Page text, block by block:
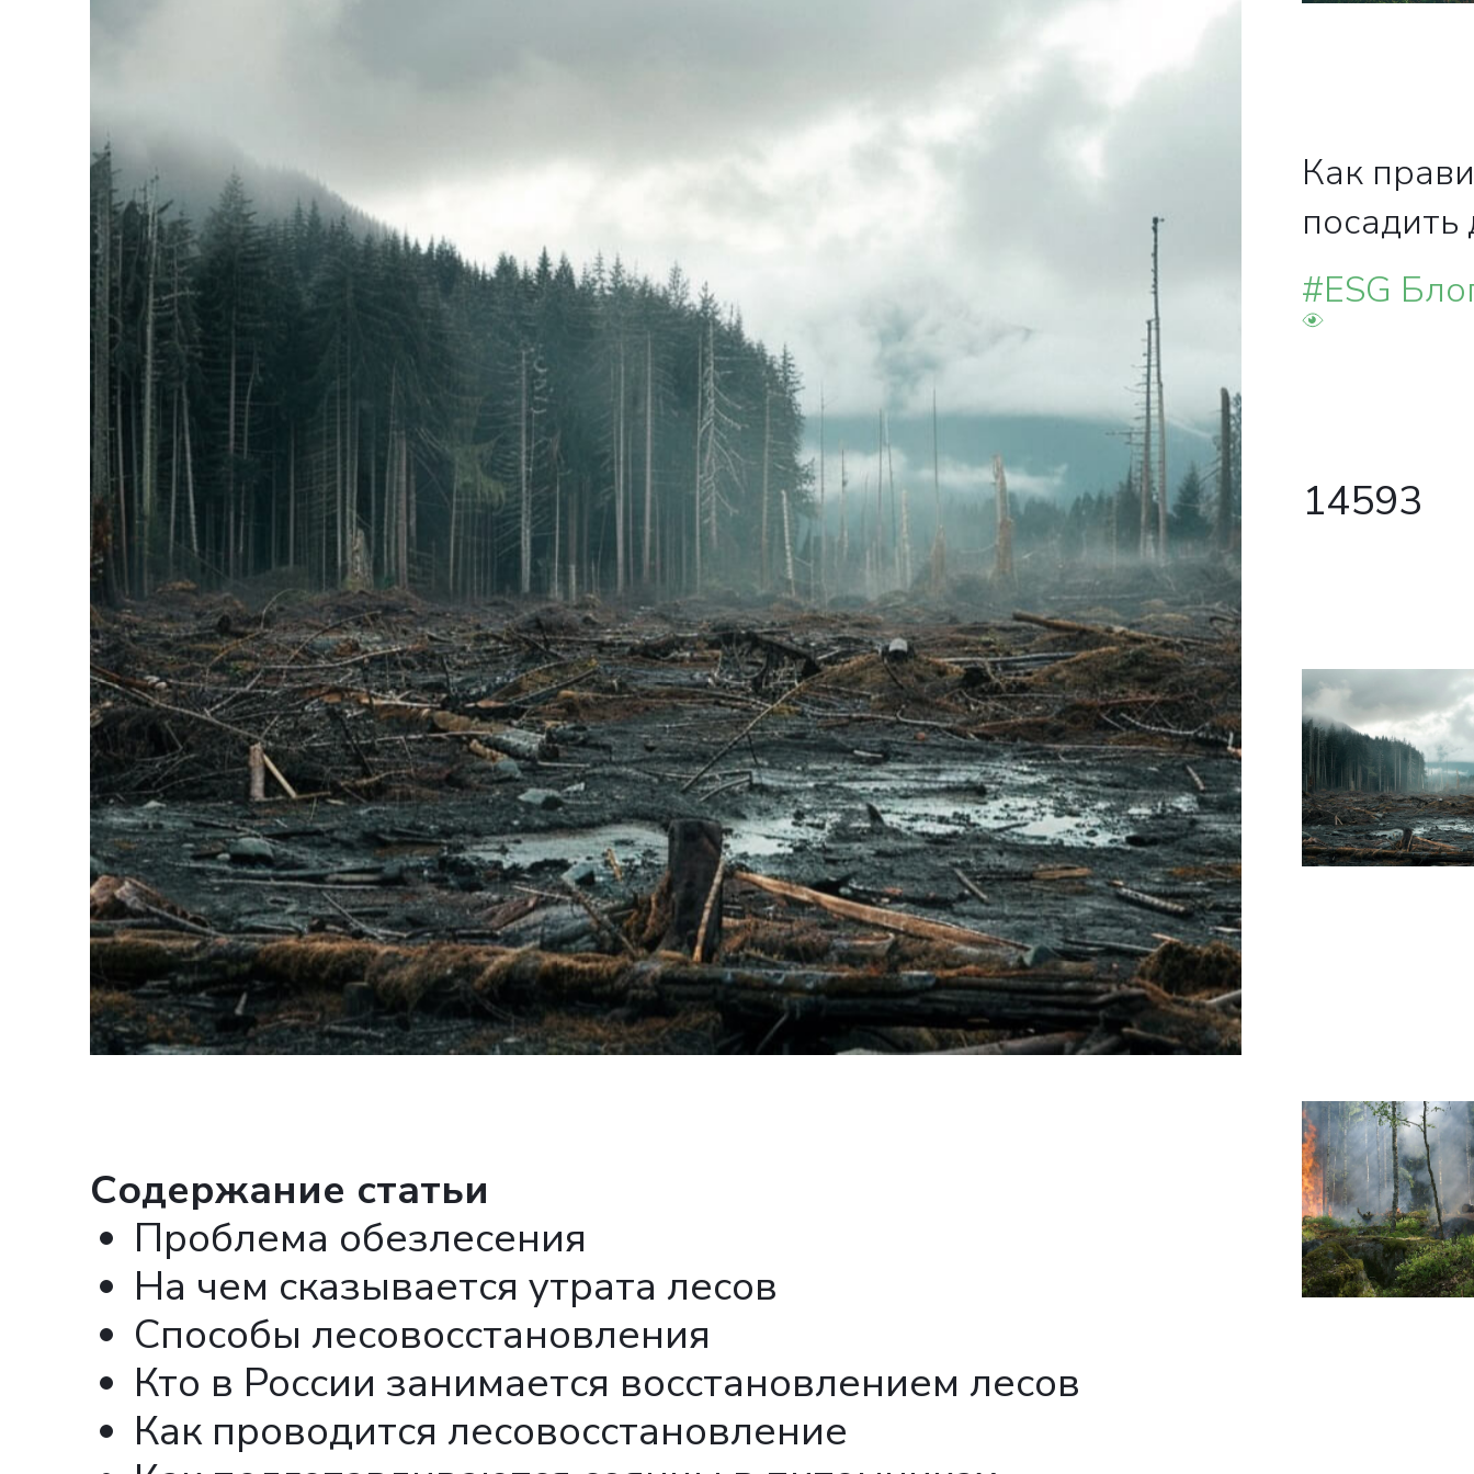
Cодержание статьи
Проблема обезлесения
На чем сказывается утрата лесов
Способы лесовосстановления
Кто в России занимается восстановлением лесов
Как проводится лесовосстановление
Как
#ESG
14593
Закрыть